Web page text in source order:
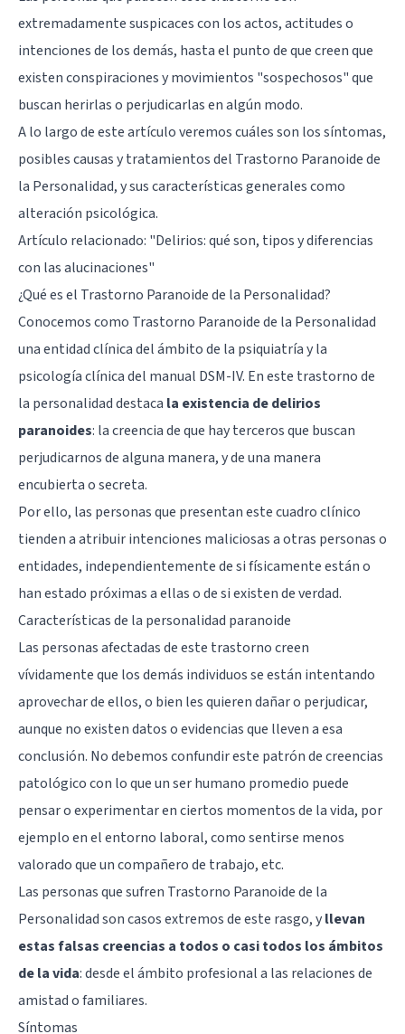
extremadamente suspicaces con los actos, actitudes o
intenciones de los demás, hasta el punto de que creen que
existen conspiraciones y movimientos "sospechosos" que
buscan herirlas o perjudicarlas en algún modo.
A lo largo de este artículo veremos cuáles son los síntomas,
posibles causas y tratamientos del Trastorno Paranoide de
la Personalidad, y sus características generales como
alteración psicológica.
Artículo relacionado: "Delirios: qué son, tipos y diferencias
con las alucinaciones"
¿Qué es el Trastorno Paranoide de la Personalidad?
Conocemos como Trastorno Paranoide de la Personalidad
una entidad clínica del ámbito de la psiquiatría y la
psicología clínica del manual DSM-IV. En este trastorno de
la personalidad destaca la existencia de delirios
paranoides: la creencia de que hay terceros que buscan
perjudicarnos de alguna manera, y de una manera
encubierta o secreta.
Por ello, las personas que presentan este cuadro clínico
tienden a atribuir intenciones maliciosas a otras personas o
entidades, independientemente de si físicamente están o
han estado próximas a ellas o de si existen de verdad.
Características de la personalidad paranoide
Las personas afectadas de este trastorno creen
vívidamente que los demás individuos se están intentando
aprovechar de ellos, o bien les quieren dañar o perjudicar,
aunque no existen datos o evidencias que lleven a esa
conclusión. No debemos confundir este patrón de creencias
patológico con lo que un ser humano promedio puede
pensar o experimentar en ciertos momentos de la vida, por
ejemplo en el entorno laboral, como sentirse menos
valorado que un compañero de trabajo, etc.
Las personas que sufren Trastorno Paranoide de la
Personalidad son casos extremos de este rasgo, yllevan
estas falsas creencias a todos o casi todos los ámbitos
de la vida: desde el ámbito profesional a las relaciones de
amistad o familiares.
Síntomas